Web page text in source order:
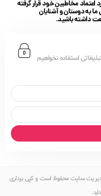
مخاطبین خود قرار گرفته
ما به دوستان و آشنایان
داشته باشید.
استفاده نخواهیم
سایت محفوظ است و کپی برداری